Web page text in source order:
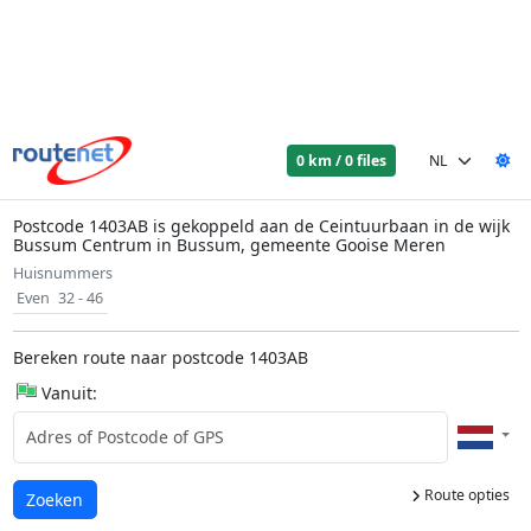
0 km / 0 files
Postcode 1403AB is gekoppeld aan de Ceintuurbaan in de wijk
Bussum Centrum in Bussum, gemeente Gooise Meren
Huisnummers
Even 32 - 46
Bereken route naar postcode 1403AB
Vanuit:
Route opties
Laden...
Zoeken